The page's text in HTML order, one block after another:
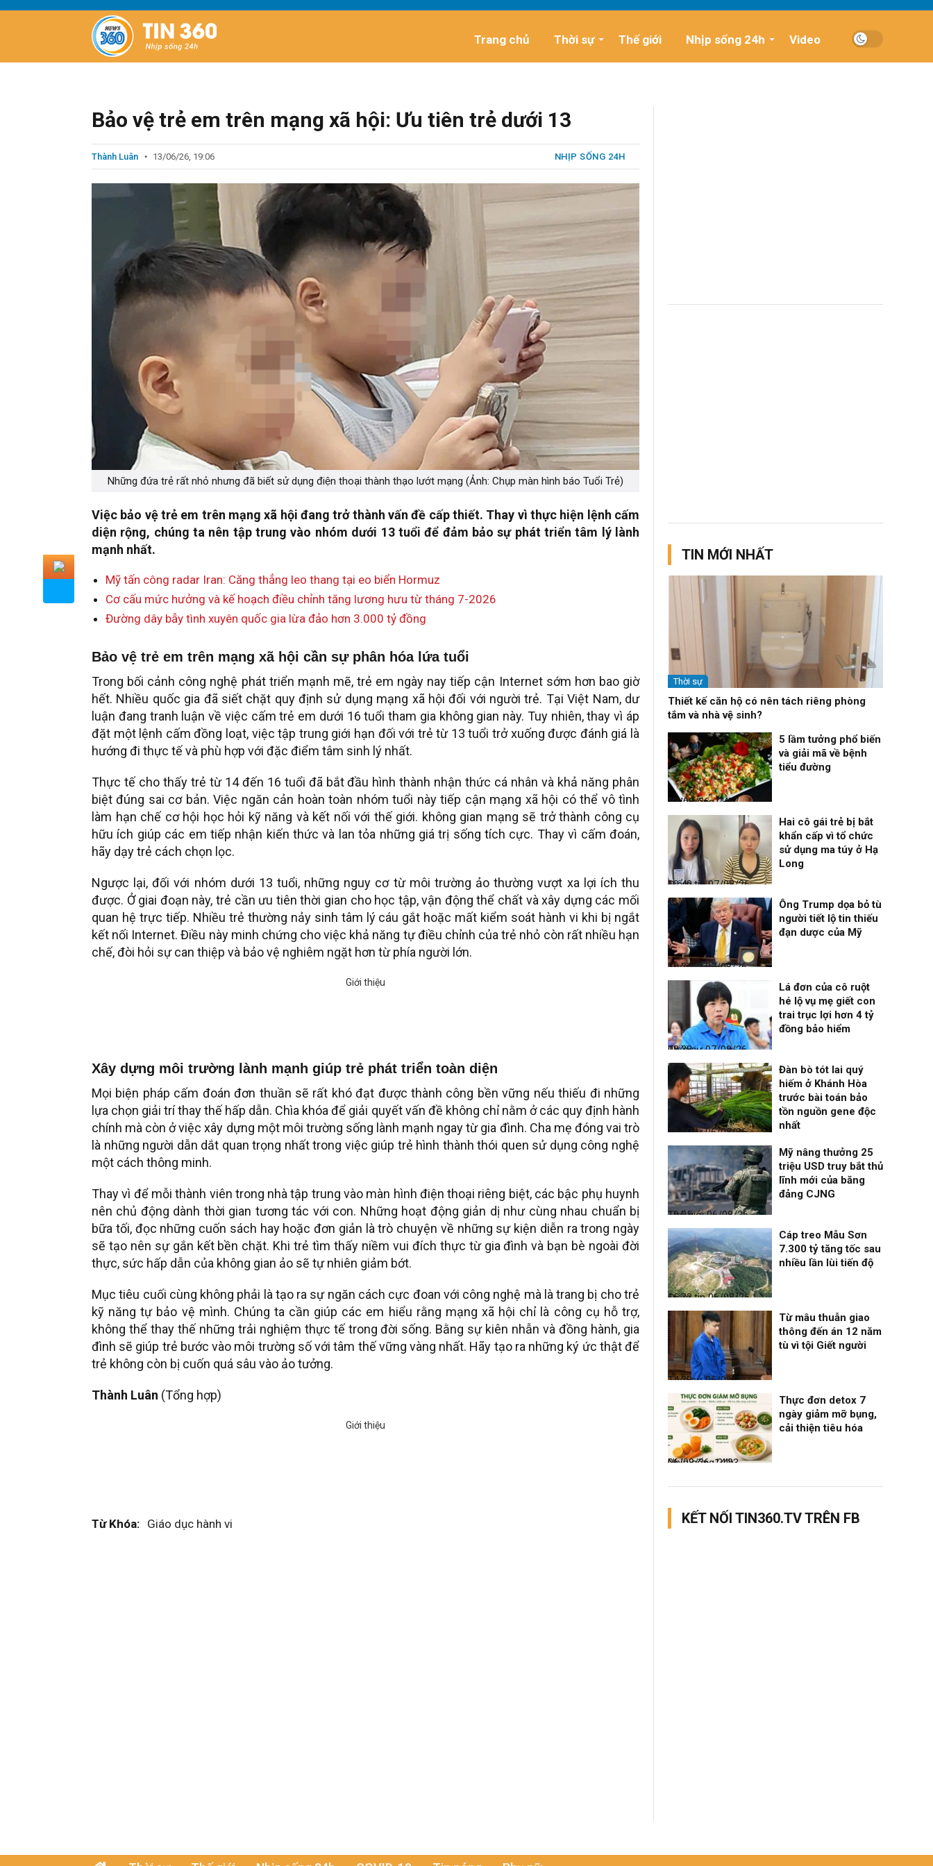
Trang chủ Thời sự Thế giới Nhịp sống 24h Video
Bảo vệ trẻ em trên mạng xã hội: Ưu tiên trẻ dưới 13
Thành Luân 13/06/26, 19:06 NHỊP SỐNG 24H
Những đứa trẻ rất nhỏ nhưng đã biết sử dụng điện thoại thành thạo lướt mạng (Ảnh: Chụp màn hình báo Tuổi Trẻ)
Việc bảo vệ trẻ em trên mạng xã hội đang trở thành vấn đề cấp thiết. Thay vì thực hiện lệnh cấm
diện rộng, chúng ta nên tập trung vào nhóm dưới 13 tuổi để đảm bảo sự phát triển tâm lý lành
mạnh nhất.
Mỹ tấn công radar Iran: Căng thẳng leo thang tại eo biển Hormuz
Cơ cấu mức hưởng và kế hoạch điều chỉnh tăng lương hưu từ tháng 7-2026
Đường dây bẫy tình xuyên quốc gia lừa đảo hơn 3.000 tỷ đồng
Bảo vệ trẻ em trên mạng xã hội cần sự phân hóa lứa tuổi
Trong bối cảnh công nghệ phát triển mạnh mẽ, trẻ em ngày nay tiếp cận Internet sớm hơn bao giờ
hết. Nhiều quốc gia đã siết chặt quy định sử dụng mạng xã hội đối với người trẻ. Tại Việt Nam, dư
luận đang tranh luận về việc cấm trẻ em dưới 16 tuổi tham gia không gian này. Tuy nhiên, thay vì áp
đặt một lệnh cấm đồng loạt, việc tập trung giới hạn đối với trẻ từ 13 tuổi trở xuống được đánh giá là
hướng đi thực tế và phù hợp với đặc điểm tâm sinh lý nhất.
Thực tế cho thấy trẻ từ 14 đến 16 tuổi đã bắt đầu hình thành nhận thức cá nhân và khả năng phân
biệt đúng sai cơ bản. Việc ngăn cản hoàn toàn nhóm tuổi này tiếp cận mạng xã hội có thể vô tình
làm hạn chế cơ hội học hỏi kỹ năng và kết nối với thế giới. không gian mạng sẽ trở thành công cụ
hữu ích giúp các em tiếp nhận kiến thức và lan tỏa những giá trị sống tích cực. Thay vì cấm đoán,
hãy dạy trẻ cách chọn lọc.
Ngược lại, đối với nhóm dưới 13 tuổi, những nguy cơ từ môi trường ảo thường vượt xa lợi ích thu
được. Ở giai đoạn này, trẻ cần ưu tiên thời gian cho học tập, vận động thể chất và xây dựng các mối
quan hệ trực tiếp. Nhiều trẻ thường nảy sinh tâm lý cáu gắt hoặc mất kiểm soát hành vi khi bị ngắt
kết nối Internet. Điều này minh chứng cho việc khả năng tự điều chỉnh của trẻ nhỏ còn rất nhiều hạn
chế, đòi hỏi sự can thiệp và bảo vệ nghiêm ngặt hơn từ phía người lớn.
Xây dựng môi trường lành mạnh giúp trẻ phát triển toàn diện
Mọi biện pháp cấm đoán đơn thuần sẽ rất khó đạt được thành công bền vững nếu thiếu đi những
lựa chọn giải trí thay thế hấp dẫn. Chìa khóa để giải quyết vấn đề không chỉ nằm ở các quy định hành
chính mà còn ở việc xây dựng một môi trường sống lành mạnh ngay từ gia đình. Cha mẹ đóng vai trò
là những người dẫn dắt quan trọng nhất trong việc giúp trẻ hình thành thói quen sử dụng công nghệ
một cách thông minh.
Thay vì để mỗi thành viên trong nhà tập trung vào màn hình điện thoại riêng biệt, các bậc phụ huynh
nên chủ động dành thời gian tương tác với con. Những hoạt động giản dị như cùng nhau chuẩn bị
bữa tối, đọc những cuốn sách hay hoặc đơn giản là trò chuyện về những sự kiện diễn ra trong ngày
sẽ tạo nên sự gắn kết bền chặt. Khi trẻ tìm thấy niềm vui đích thực từ gia đình và bạn bè ngoài đời
thực, sức hấp dẫn của không gian ảo sẽ tự nhiên giảm bớt.
Mục tiêu cuối cùng không phải là tạo ra sự ngăn cách cực đoan với công nghệ mà là trang bị cho trẻ
kỹ năng tự bảo vệ mình. Chúng ta cần giúp các em hiểu rằng mạng xã hội chỉ là công cụ hỗ trợ,
không thể thay thế những trải nghiệm thực tế trong đời sống. Bằng sự kiên nhẫn và đồng hành, gia
đình sẽ giúp trẻ bước vào môi trường số với tâm thế vững vàng nhất. Hãy tạo ra những ký ức thật để
trẻ không còn bị cuốn quá sâu vào ảo tưởng.
Thành Luân (Tổng hợp)
Từ Khóa: Giáo dục hành vi
TIN MỚI NHẤT
Thời sự
Thiết kế căn hộ có nên tách riêng phòng
tắm và nhà vệ sinh?
Nhịp sống 24h
07/08/26, 11:57
5 lầm tưởng phổ biến
và giải mã về bệnh
tiểu đường
Điểm tin
07/08/26, 10:40
Hai cô gái trẻ bị bắt
khẩn cấp vì tổ chức
sử dụng ma túy ở Hạ
Long
Thời sự
07/08/26, 10:27
Ông Trump dọa bỏ tù
người tiết lộ tin thiếu
đạn dược của Mỹ
Thời sự
07/08/26, 08:38
Lá đơn của cô ruột
hé lộ vụ mẹ giết con
trai trục lợi hơn 4 tỷ
đồng bảo hiểm
Thời sự
06/08/26, 19:09
Đàn bò tót lai quý
hiếm ở Khánh Hòa
trước bài toán bảo
tồn nguồn gene độc
nhất
Thế giới
06/08/26, 19:05
Mỹ nâng thưởng 25
triệu USD truy bắt thủ
lĩnh mới của băng
đảng CJNG
Điểm tin
06/08/26, 16:23
Cáp treo Mẫu Sơn
7.300 tỷ tăng tốc sau
nhiều lần lùi tiến độ
Thời sự
06/08/26, 14:28
Từ mâu thuẫn giao
thông đến án 12 năm
tù vì tội Giết người
Nhịp sống 24h
06/08/26, 14:23
Thực đơn detox 7
ngày giảm mỡ bụng,
cải thiện tiêu hóa
KẾT NỐI TIN360.TV TRÊN FB